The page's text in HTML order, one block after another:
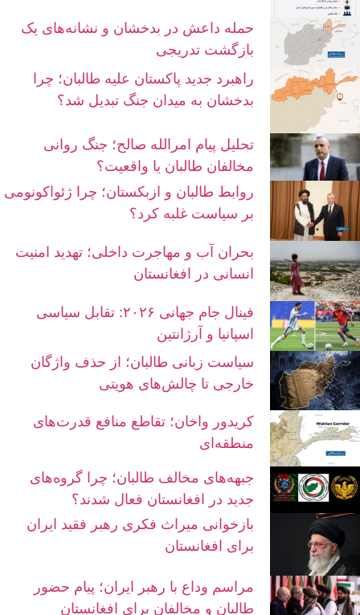
حمله داعش در بدخشان و نشانه‌های یک
بازگشت تدریجی
راهبرد جدید پاکستان علیه طالبان؛ چرا
بدخشان به میدان جنگ تبدیل شد؟
تحلیل پیام امرالله صالح؛ جنگ روانی
مخالفان طالبان یا واقعیت؟
روابط طالبان و ازبکستان؛ چرا ژئواکونومی
بر سیاست غلبه کرد؟
بحران آب و مهاجرت داخلی؛ تهدید امنیت
انسانی در افغانستان
فینال جام جهانی ۲۰۲۶: تقابل سیاسی
اسپانیا و آرژانتین
سیاست زبانی طالبان؛ از حذف واژگان
خارجی تا چالش‌های هویتی
کریدور واخان؛ تقاطع منافع قدرت‌های
منطقه‌ای
جبهه‌های مخالف طالبان؛ چرا گروه‌های
جدید در افغانستان فعال شدند؟
بازخوانی میراث فکری رهبر فقید ایران
برای افغانستان
مراسم وداع با رهبر ایران؛ پیام حضور
طالبان و مخالفان برای افغانستان